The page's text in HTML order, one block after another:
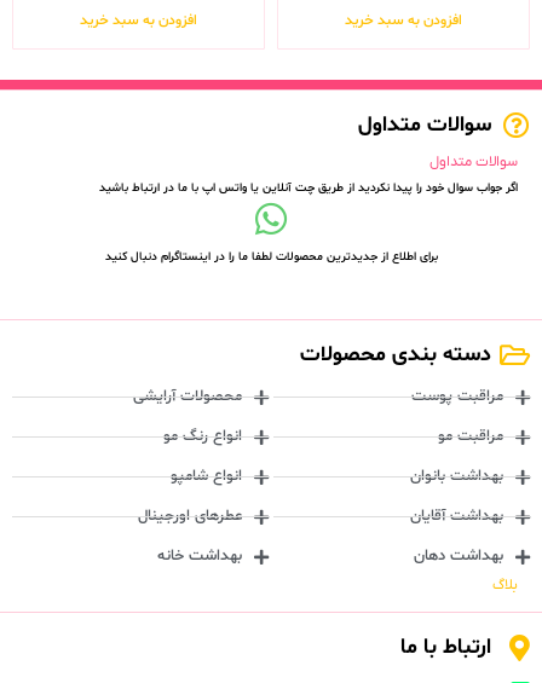
افزودن به سبد خرید افزودن به سبد خرید
سوالات متداول
سوالات متداول
اگر جواب سوال خود را پیدا نکردید از طریق چت آنلاین یا واتس اپ با ما در ارتباط باشید
برای اطلاع از جدیدترین محصولات لطفا ما را در اینستاگرام دنبال کنید
دسته بندی محصولات
مراقبت پوست
مراقبت مو
بهداشت بانوان
بهداشت آقایان
بهداشت دهان
محصولات آرایشی
انواع رنگ مو
انواع شامپو
عطرهای اورجینال
بهداشت خانه
بلاگ
ارتباط با ما